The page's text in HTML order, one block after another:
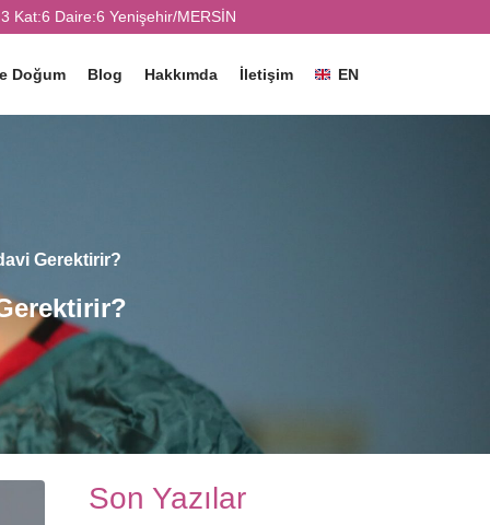
Kat:6 Daire:6 Yenişehir/MERSİN
Doğum Blog Hakkımda İletişim EN
Gerektirir?
Son Yazılar